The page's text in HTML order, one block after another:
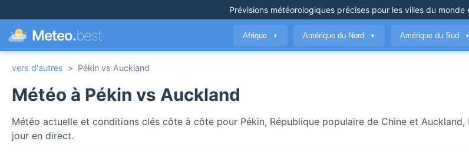
Prévisions météorologiques précises pour les villes du monde
Meteo.best Afrique ▼ Amérique du Nord ▼ Amérique du Sud ▼
vers d'autres > Pékin vs Auckland
Météo à Pékin vs Auckland
Météo actuelle et conditions clés côte à côte pour Pékin, République populaire de Chine et Auckland,
jour en direct.